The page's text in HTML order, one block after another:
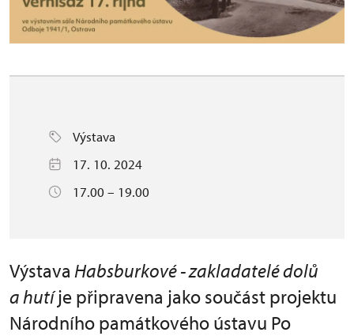
Výstava
17. 10. 2024
17.00 – 19.00
Výstava Habsburkové - zakladatelé dolů
a hutíje připravena jako součást projektu
Národního památkového ústavu Po